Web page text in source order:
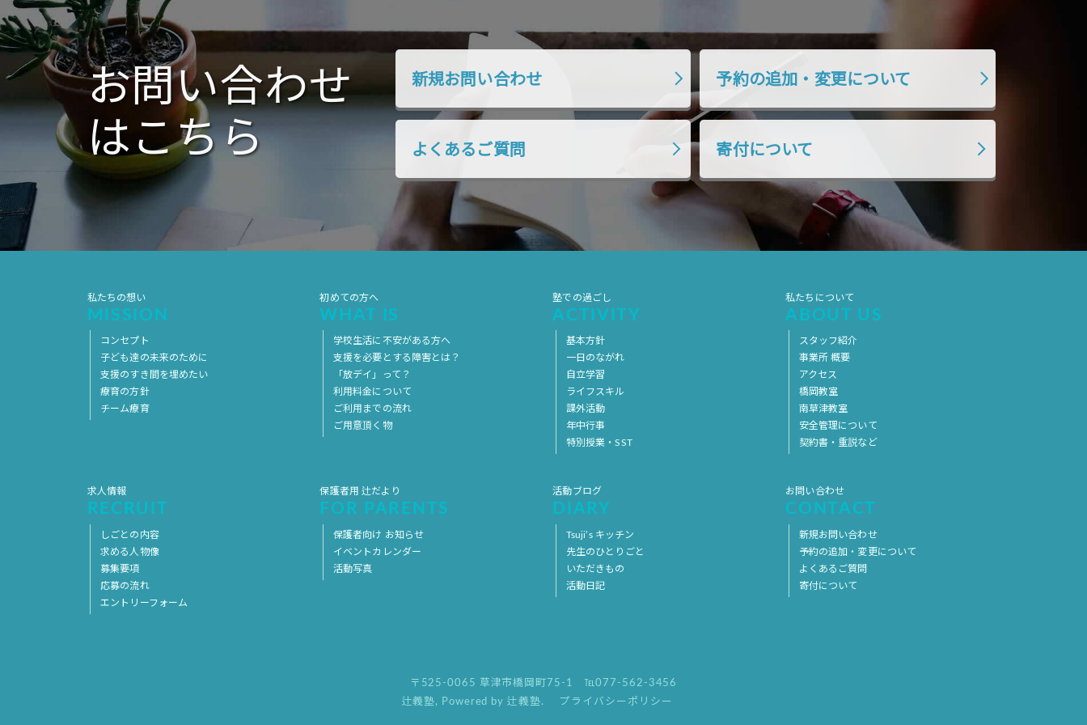
お問い合わせ
はこちら
新規お問い合わせ 予約の追加・変更について
よくあるご質問 寄付について
私たちの想い
MISSION
コンセプト
子ども達の未来のために
支援のすき間を埋めたい
療育の方針
チーム療育
初めての方へ
WHAT IS
学校生活に不安がある方へ
支援を必要とする障害とは？
「放デイ」って？
利用料金について
ご利用までの流れ
ご用意頂く物
塾での過ごし
ACTIVITY
基本方針
一日のながれ
自立学習
ライフスキル
課外活動
年中行事
特別授業・SST
私たちについて
ABOUT US
スタッフ紹介
事業所 概要
アクセス
橋岡教室
南草津教室
安全管理について
契約書・重説など
求人情報
RECRUIT
しごとの内容
求める人物像
募集要項
応募の流れ
エントリーフォーム
保護者用 辻だより
FOR PARENTS
保護者向け お知らせ
イベントカレンダー
活動写真
活動ブログ
DIARY
Tsuji’s キッチン
先生のひとりごと
いただきもの
活動日記
お問い合わせ
CONTACT
新規お問い合わせ
予約の追加・変更について
よくあるご質問
寄付について
〒525-0065 草津市橋岡町75-1 ℡077-562-3456
辻義塾, Powered by 辻義塾. プライバシーポリシー